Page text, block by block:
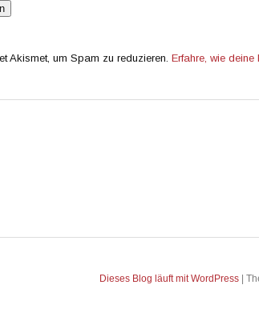
Akismet, um Spam zu reduzieren. Erfahre, wie deine
Dieses Blog läuft mit WordPress |